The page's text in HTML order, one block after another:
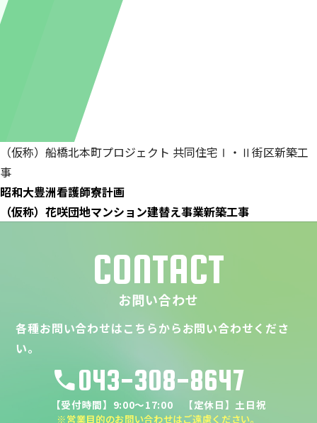
COMPANY
（仮称）船橋北本町プロジェクト 共同住宅Ⅰ・Ⅱ街区新築工
事
昭和大豊洲看護師寮計画
（仮称）花咲団地マンション建替え事業新築工事
CONTACT
お問い合わせ
各種お問い合わせはこちらからお問い合わせくださ
い。
call043-308-8647
【受付時間】9:00～17:00 【定休日】土日祝
※営業目的のお問い合わせはご遠慮ください。